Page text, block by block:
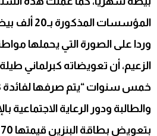
المؤسسات
وردا على الصورة التي يحملها
الزعيم، أن تعويضاته كبرلماني طيلة
والطالبة ودور الرعاية الاجتماعية